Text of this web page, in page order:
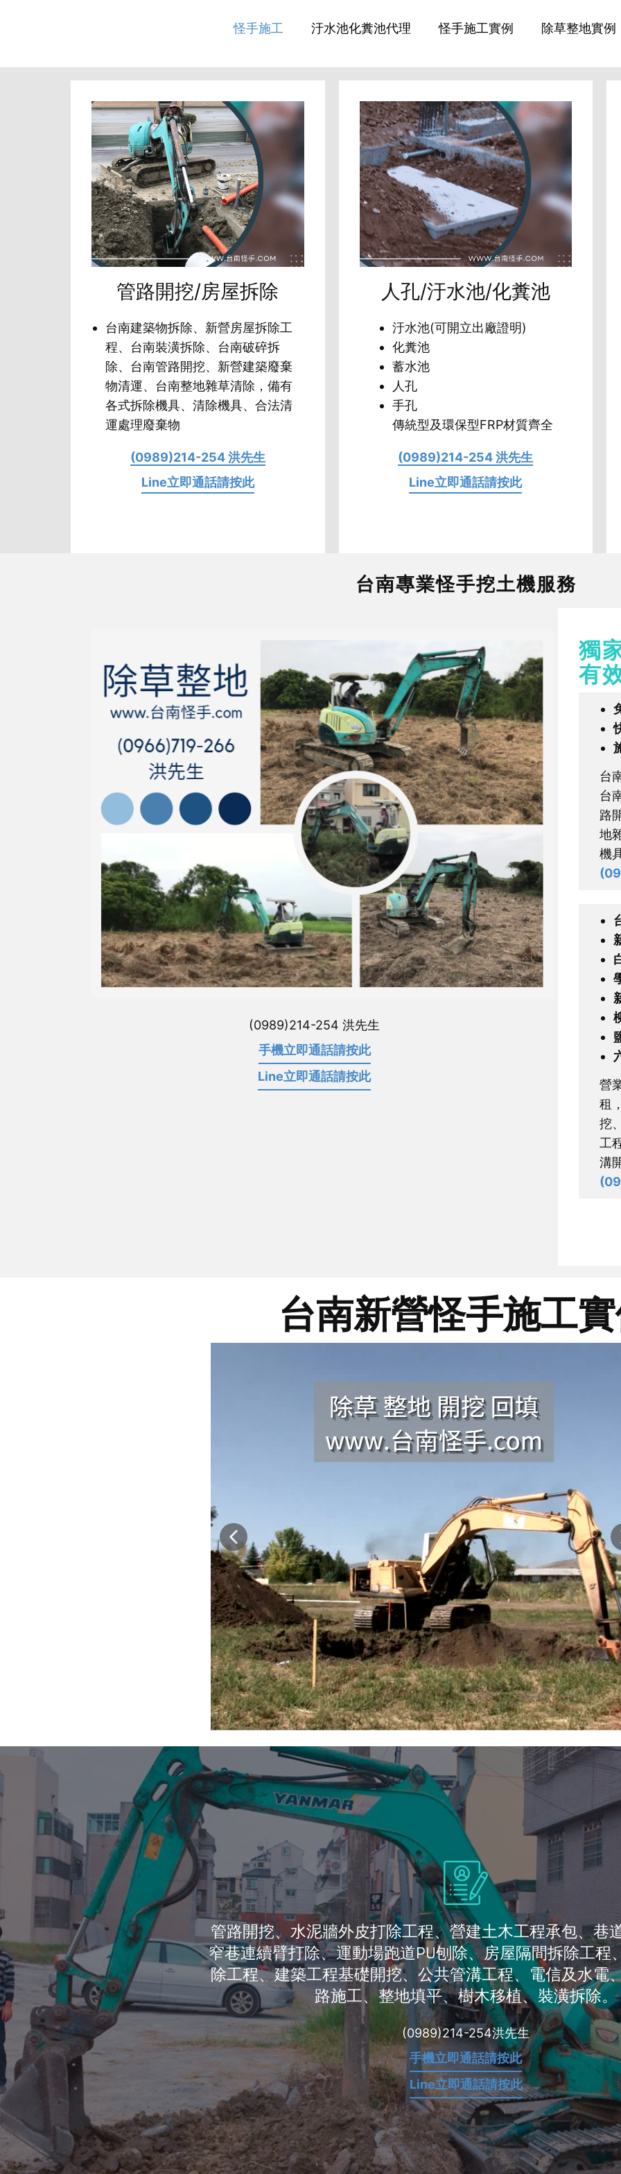
怪手施工 汙水池化糞池代理 怪手施工實例 除草整地實例
管路開挖/房屋拆除
台南建築物拆除、新營房屋拆除工
程、台南裝潢拆除、台南破碎拆
除、台南管路開挖、新營建築廢棄
物清運、台南整地雜草清除，備有
各式拆除機具、清除機具、合法清
運處理廢棄物
(0989)214-254 洪先生
Line立即通話請按此
人孔/汙水池/化糞池
汙水池​(可開立出廠證明)
化糞池
蓄水池
人孔
手孔
傳統型及環保型FRP材質齊全
(0989)214-254 洪先生
Line立即通話請按此
台南專業怪手挖土機服務
(0989)214-254 洪先生
手機立即通話請按此
Line立即通話請按此
獨
有
台
台
路
地
機
營
租
挖
工
溝
台南新營怪手施工
管路開挖​、水泥牆外皮打除工程、營建土木工程承包、巷
窄巷連續臂打除、運動場跑道PU刨除、房屋隔間拆除工程
除工程、建築​工程基礎開挖、公共管溝工程、電信及水電
路施工、整地填平、樹木移植、裝潢拆除。
(0989)214-254洪先生
手機立即通話請按此
Line立即通話請按此